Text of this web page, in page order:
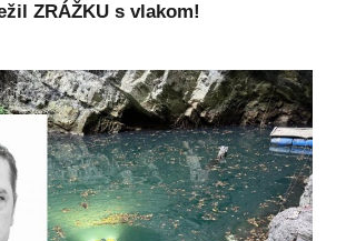
ZRÁŽKU s vlakom!